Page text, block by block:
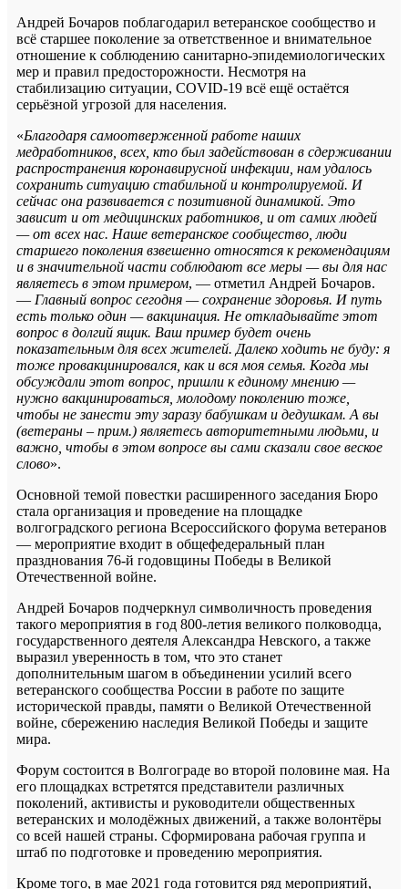
Андрей Бочаров поблагодарил ветеранское сообщество и
всё старшее поколение за ответственное и внимательное
отношение к соблюдению санитарно-эпидемиологических
мер и правил предосторожности. Несмотря на
стабилизацию ситуации, COVID-19 всё ещё остаётся
серьёзной угрозой для населения.
«Благодаря самоотверженной работе наших
медработников, всех, кто был задействован в сдерживании
распространения коронавирусной инфекции, нам удалось
сохранить ситуацию стабильной и контролируемой. И
сейчас она развивается с позитивной динамикой. Это
зависит и от медицинских работников, и от самих людей
— от всех нас. Наше ветеранское сообщество, люди
старшего поколения взвешенно относятся к рекомендациям
и в значительной части соблюдают все меры — вы для нас
являетесь в этом примером, — отметил Андрей Бочаров.
— Главный вопрос сегодня — сохранение здоровья. И путь
есть только один — вакцинация. Не откладывайте этот
вопрос в долгий ящик. Ваш пример будет очень
показательным для всех жителей. Далеко ходить не буду: я
тоже провакцинировался, как и вся моя семья. Когда мы
обсуждали этот вопрос, пришли к единому мнению —
нужно вакцинироваться, молодому поколению тоже,
чтобы не занести эту заразу бабушкам и дедушкам. А вы
(ветераны – прим.) являетесь авторитетными людьми, и
важно, чтобы в этом вопросе вы сами сказали свое веское
слово».
Основной темой повестки расширенного заседания Бюро
стала организация и проведение на площадке
волгоградского региона Всероссийского форума ветеранов
— мероприятие входит в общефедеральный план
празднования 76-й годовщины Победы в Великой
Отечественной войне.
Андрей Бочаров подчеркнул символичность проведения
такого мероприятия в год 800-летия великого полководца,
государственного деятеля Александра Невского, а также
выразил уверенность в том, что это станет
дополнительным шагом в объединении усилий всего
ветеранского сообщества России в работе по защите
исторической правды, памяти о Великой Отечественной
войне, сбережению наследия Великой Победы и защите
мира.
Форум состоится в Волгограде во второй половине мая. На
его площадках встретятся представители различных
поколений, активисты и руководители общественных
ветеранских и молодёжных движений, а также волонтёры
со всей нашей страны. Сформирована рабочая группа и
штаб по подготовке и проведению мероприятия.
Кроме того, в мае 2021 года готовится ряд мероприятий,